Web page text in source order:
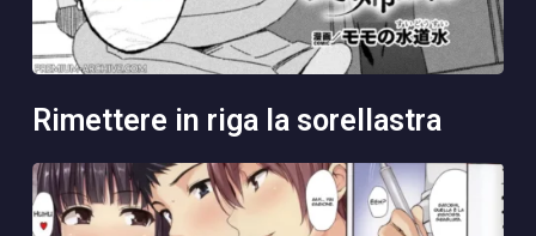
rimettere in riga la sorellastra